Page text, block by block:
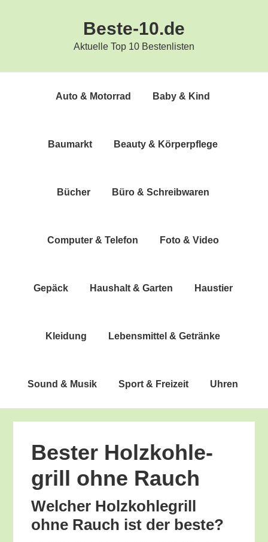
Beste-10.de
Aktuelle Top 10 Bestenlisten
Auto & Motorrad Baby & Kind
Bau­markt Beau­ty & Körperpflege
Bücher Büro & Schreibwaren
Com­pu­ter & Telefon Foto & Video
Gepäck Haus­halt & Garten Haus­tier
Klei­dung Lebens­mit­tel & Getränke
Sound & Musik Sport & Freizeit Uhren
Bes­ter Holz­koh­le­
grill ohne Rauch
Wel­cher Holz­koh­le­grill
ohne Rauch ist der beste?